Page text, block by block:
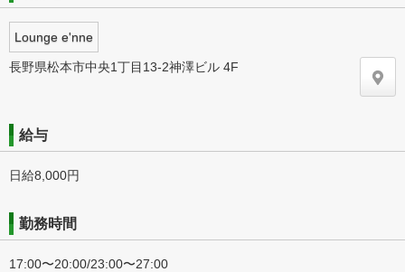
Lounge e'nne
長野県松本市中央1丁目13-2神澤ビル 4F
給与
日給8,000円
勤務時間
17:00〜20:00/23:00〜27:00